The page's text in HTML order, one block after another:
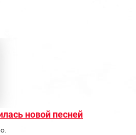
новой песней